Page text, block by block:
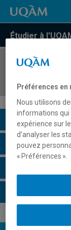
Étudier à
COURS//
Description du
Horaire - Été
Préférences
Nous utilisons
informations qui
expérience sur
d’analyser les
pouvez
« Préférences ».